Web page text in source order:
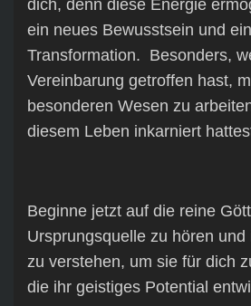
dich, denn diese Energie
ein neues Bewusstsein und
Transformation. Besonders,
Vereinbarung getroffen hast,
besonderen Wesen zu
diesem Leben inkarniert
Beginne jetzt auf die reine
Ursprungsquelle zu hören
zu verstehen, um sie für dich
die ihr geistiges Potential